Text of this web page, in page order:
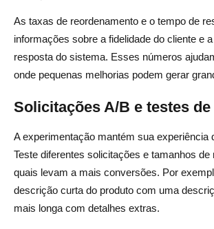
As taxas de reordenamento e o tempo de
informações sobre a fidelidade do cliente e
resposta do sistema. Esses números
onde pequenas melhorias podem gerar
Solicitações A/B e testes
A experimentação mantém sua experiência
Teste diferentes solicitações e tamanhos
quais levam a mais conversões. Por
descrição curta do produto com uma
mais longa com detalhes extras.